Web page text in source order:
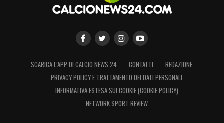
SCARICA L’APP DI CALCIO NEWS 24 CONTATTI
REDAZIONE
PRIVACY POLICY E TRATTAMENTO DEI DATI PERSONALI
INFORMATIVA ESTESA SUI COOKIE (COOKIE POLICY)
NETWORK SPORT REVIEW